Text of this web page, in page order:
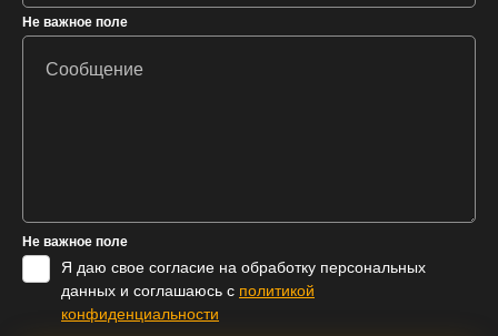
Не важное поле
Не важное поле
Я даю свое согласие на обработку персональных
данных и соглашаюсь с политикой
конфиденциальности